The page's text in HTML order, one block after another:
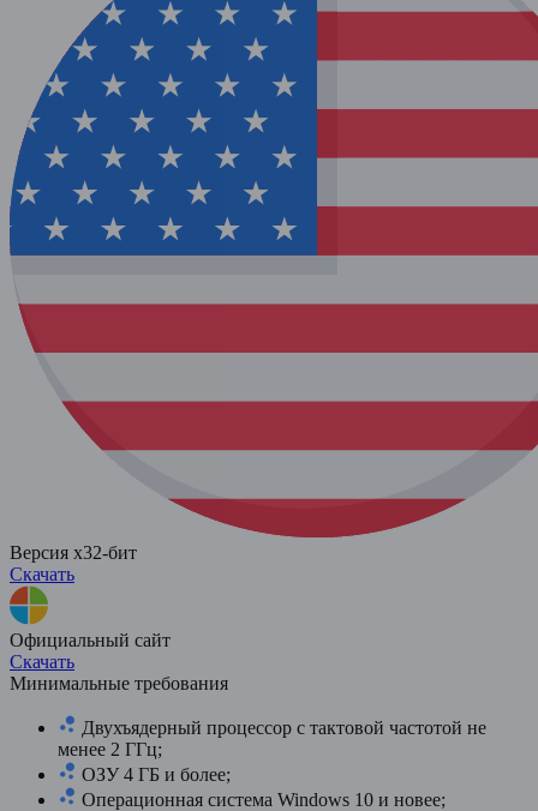
Версия x32-бит
Скачать
Официальный сайт
Скачать
Минимальные требования
Двухъядерный процессор с тактовой частотой не
менее 2 ГГц;
ОЗУ 4 ГБ и более;
Операционная система Windows 10 и новее;